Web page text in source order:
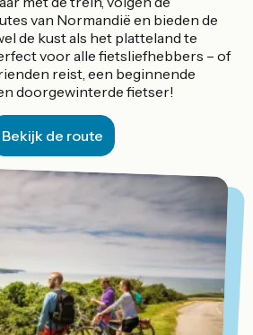
van Normandië en bieden de
de kust als het platteland te
voor alle fietsliefhebbers – of
reist, een beginnende
doorgewinterde fietser!
Bekijk de route